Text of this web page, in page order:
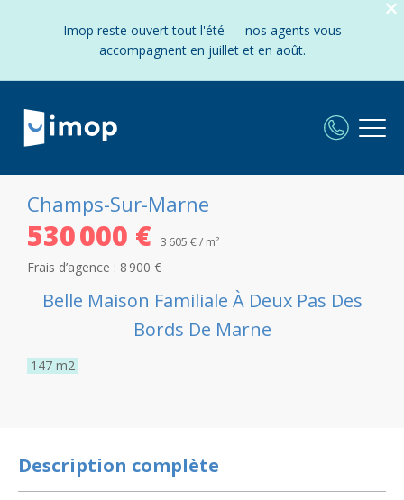
Imop reste ouvert tout l'été — nos agents vous
accompagnent en juillet et en août.
Champs-Sur-Marne
530 000 € 3 605 € / m²
Frais d’agence : 8 900 €
Belle Maison Familiale À Deux Pas Des
Bords De Marne
147 m2
Description complète